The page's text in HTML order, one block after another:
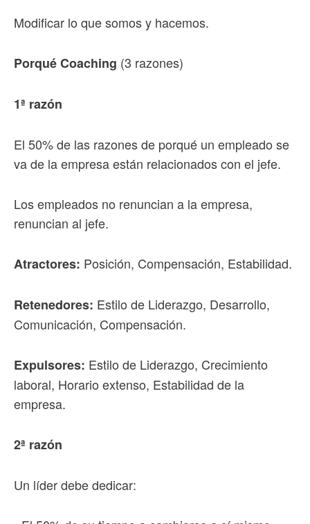
Modificar lo que somos y hacemos.
Porqué Coaching (3 razones)
1ª razón
El 50% de las razones de porqué un empleado se
va de la empresa están relacionados con el jefe.
Los empleados no renuncian a la empresa,
renuncian al jefe.
Atractores: Posición, Compensación, Estabilidad.
Retenedores: Estilo de Liderazgo, Desarrollo,
Comunicación, Compensación.
Expulsores: Estilo de Liderazgo, Crecimiento
laboral, Horario extenso, Estabilidad de la
empresa.
2ª razón
Un líder debe dedicar: